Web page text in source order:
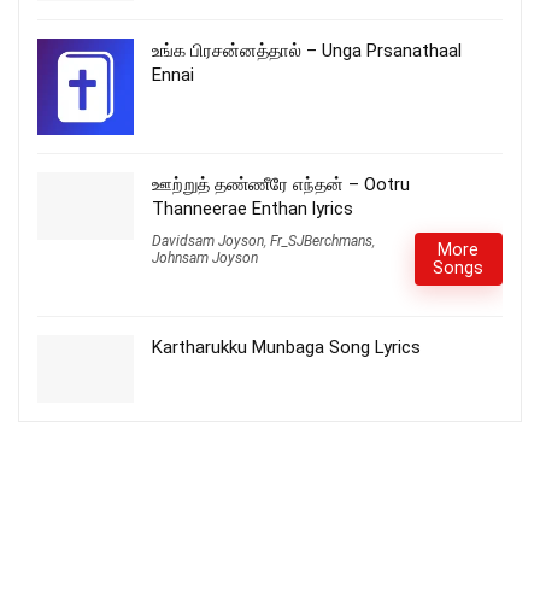
உங்க பிரசன்னத்தால் – Unga Prsanathaal
Ennai
ஊற்றுத் தண்ணீரே எந்தன் – Ootru
Thanneerae Enthan lyrics
Davidsam Joyson, Fr_SJBerchmans,
Johnsam Joyson
More
Songs
Kartharukku Munbaga Song Lyrics